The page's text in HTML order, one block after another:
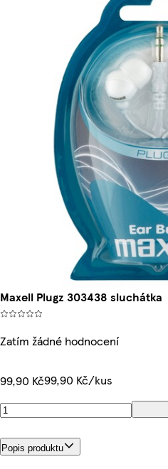
Maxell Plugz 303438 sluchátka
Zatím žádné hodnocení
99,90 Kč99,90 Kč/kus
Popis produktu